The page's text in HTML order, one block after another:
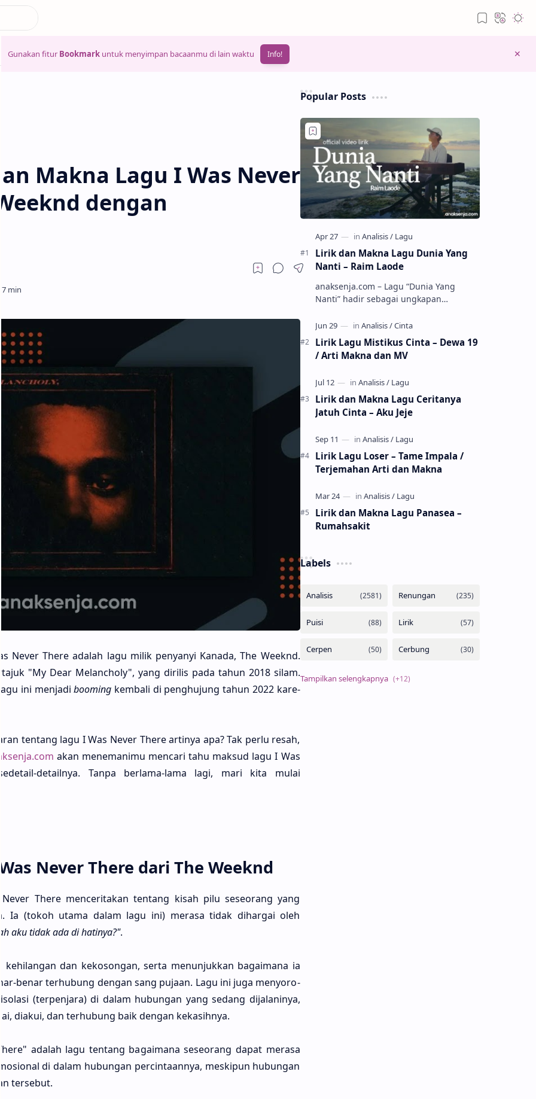
Gunakan fitur Bookmarkuntuk menyimpan bacaanmu di lain waktu Info!
Makna Lagu I Was Never
dengan
Never There ada­lah lagu milik penya­nyi Kana­da, The Weeknd.
"My Dear Melan­choly", yang diri­lis pada tahun 2018 silam.
ini menja­diboo­ming kemba­li di penghu­jung tahun 2022 kare­
ten­tang lagu I Was Never There arti­nya apa? Tak perlu resah,
akan menemani­mu menca­ri tahu mak­sud lagu I Was
detail­nya. Tanpa berla­ma-lama lagi, mari kita mulai
Never There dari The Weeknd
Never There mencerita­kan ten­tang kisah pilu seseo­rang yang
Ia (tokoh utama dalam lagu ini) mera­sa tidak dihar­gai oleh
aku tidak ada di hati­nya?".
kehila­ngan dan kekoso­ngan, serta menunjuk­kan bagaima­na ia
benar terhu­bung dengan sang puja­an. Lagu ini juga menyoro­
(terpenja­ra) di dalam hubu­ngan yang sedang dijalani­nya,
dia­kui, dan terhu­bung baik dengan kekasih­nya.
ada­lah lagu ten­tang bagaima­na seseo­rang dapat mera­sa
di dalam hubu­ngan percintaan­nya, meski­pun hubu­ngan
terse­but.
Popular Posts
Lirik dan Makna Lagu Dunia Yang
Nanti – Raim Laode
anaksenja.com – Lagu “Dunia Yang
Nanti” hadir sebagai ungkapan
tak selalu bisa dimiliki. Mengangkat
kisah du…
Lirik Lagu Mistikus Cinta – Dewa 19
/ Arti Makna dan MV
Lirik dan Makna Lagu Ceritanya
Jatuh Cinta – Aku Jeje
Lirik Lagu Loser – Tame Impala /
Terjemahan Arti dan Makna
Lirik dan Makna Lagu Panasea –
Rumahsakit
Labels